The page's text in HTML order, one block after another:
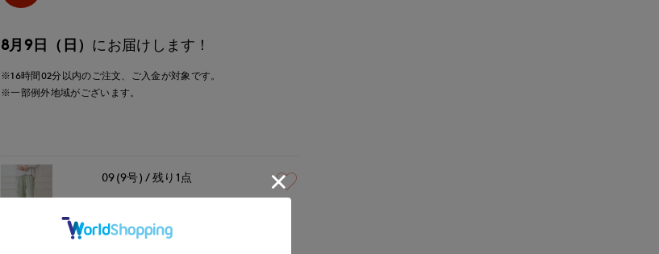
8月9日（日） にお届けします！
※16時間02分以内のご注文、ご入金が対象です。
※一部例外地域がございます。
09(9号) 残り1点